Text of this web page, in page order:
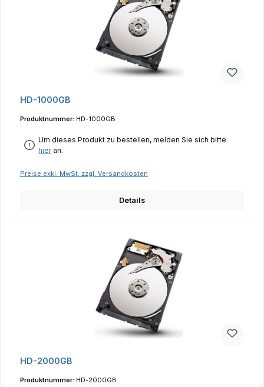
HD-1000GB
Produktnummer: HD-1000GB
Um dieses Produkt zu bestellen, melden Sie sich bitte
hieran.
Preise exkl. MwSt. zzgl. Versandkosten
Details
HD-2000GB
Produktnummer: HD-2000GB